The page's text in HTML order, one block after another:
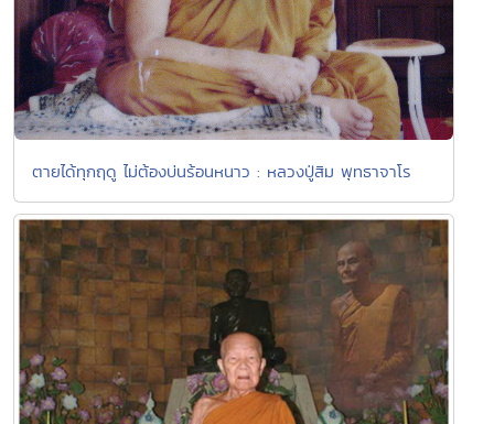
ตายได้ทุกฤดู ไม่ต้องบ่นร้อนหนาว : หลวงปู่สิม พุทธาจาโร